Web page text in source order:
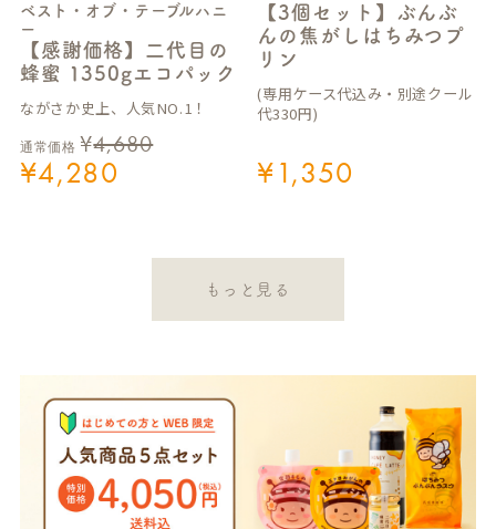
ベスト・オブ・テーブルハニ
ー
【感謝価格】二代目の
蜂蜜 1350gエコパック
ながさか史上、人気NO.1！
通常価格 ¥4,680
¥4,280
【3個セット】ぶんぶ
んの焦がしはちみつプ
リン
(専用ケース代込み・別途クール
代330円)
¥1,350
もっと見る